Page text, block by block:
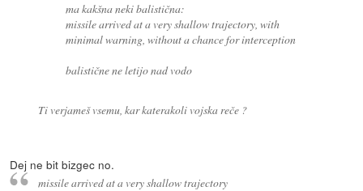
ma kakšna neki balistična:
missile arrived at a very shallow trajectory, with
minimal warning, without a chance for interception
balistične ne letijo nad vodo
Ti verjameš vsemu, kar katerakoli vojska reče ?
Dej ne bit bizgec no.
missile arrived at a very shallow trajectory